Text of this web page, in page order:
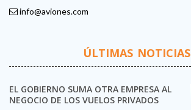
info@aviones.com
ÚLTIMAS NOTICIAS
EL GOBIERNO SUMA OTRA EMPRESA AL
NEGOCIO DE LOS VUELOS PRIVADOS